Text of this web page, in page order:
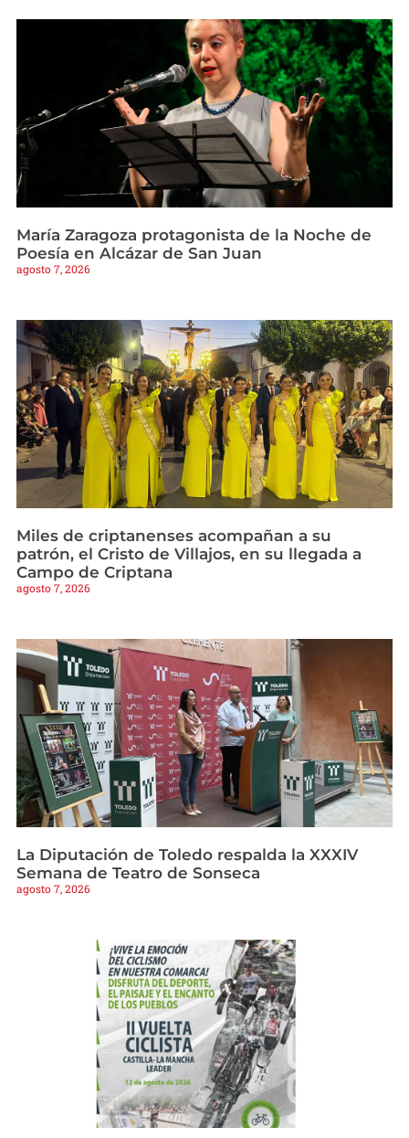
María Zaragoza protagonista de la Noche de
Poesía en Alcázar de San Juan
agosto 7, 2026
Miles de criptanenses acompañan a su
patrón, el Cristo de Villajos, en su llegada a
Campo de Criptana
agosto 7, 2026
La Diputación de Toledo respalda la XXXIV
Semana de Teatro de Sonseca
agosto 7, 2026